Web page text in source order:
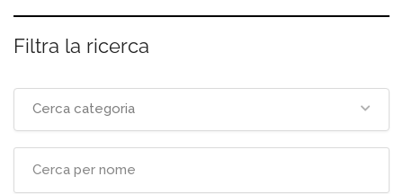
Filtra la ricerca
Cerca categoria